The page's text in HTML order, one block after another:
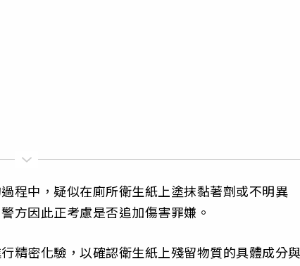
程中，疑似在廁所衛生紙上塗抹黏著劑或不明異
方因此正考慮是否追加傷害罪嫌。
精密化驗，以確認衛生紙上殘留物質的具體成分